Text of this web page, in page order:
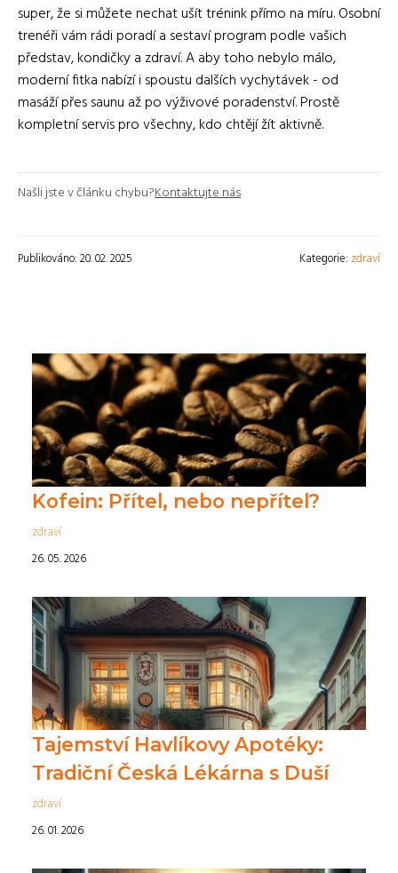
super, že si můžete nechat ušít trénink přímo na míru. Osobní
trenéři vám rádi poradí a sestaví program podle vašich
představ, kondičky a zdraví. A aby toho nebylo málo,
moderní fitka nabízí i spoustu dalších vychytávek - od
masáží přes saunu až po výživové poradenství. Prostě
kompletní servis pro všechny, kdo chtějí žít aktivně.
Našli jste v článku chybu?Kontaktujte nás
Publikováno: 20. 02. 2025 Kategorie: zdraví
Kofein: Přítel, nebo nepřítel?
zdraví
26. 05. 2026
Tajemství Havlíkovy Apotéky:
Tradiční Česká Lékárna s Duší
zdraví
26. 01. 2026